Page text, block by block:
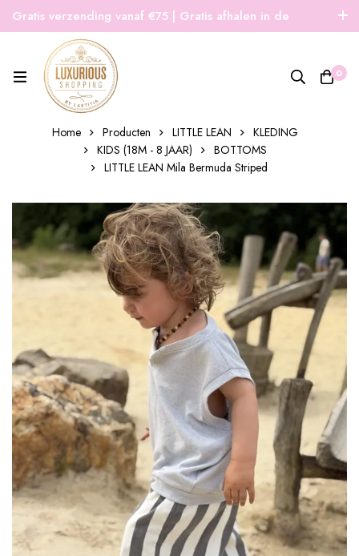
Gratis verzending vanaf €75 | Gratis afhalen in de
winkel | Snelle verzending
0
Home Producten LITTLE LEAN
KLEDING
KIDS (18M - 8 JAAR)
BOTTOMS
LITTLE LEAN Mila Bermuda Striped